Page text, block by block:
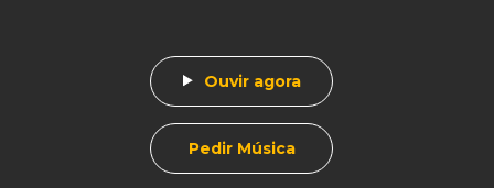
Ouvir agora
Pedir Música